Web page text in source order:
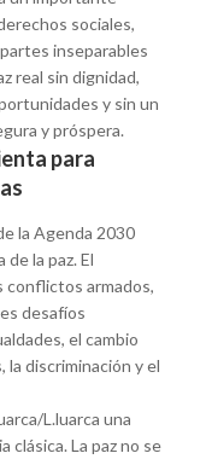
sociales,
inseparables
real sin dignidad,
y sin un
y próspera.
para
la Agenda 2030
la paz. El
conflictos armados,
desafíos
el cambio
la discriminación y el
L.luarca una
clásica. La paz no se